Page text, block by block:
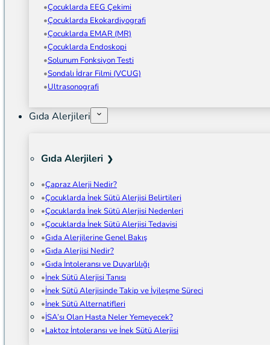
Çocuklarda EEG Çekimi
Çocuklarda Ekokardiyografi
Çocuklarda EMAR (MR)
Çocuklarda Endoskopi
Solunum Fonksiyon Testi
Sondalı İdrar Filmi (VCUG)
Ultrasonografi
Gıda Alerjileri
Gıda Alerjileri
Çapraz Alerji Nedir?
Çocuklarda İnek Sütü Alerjisi Belirtileri
Çocuklarda İnek Sütü Alerjisi Nedenleri
Çocuklarda İnek Sütü Alerjisi Tedavisi
Gıda Alerjilerine Genel Bakış
Gıda Alerjisi Nedir?
Gıda İntoleransı ve Duyarlılığı
İnek Sütü Alerjisi Tanısı
İnek Sütü Alerjisinde Takip ve İyileşme Süreci
İnek Sütü Alternatifleri
İSA’sı Olan Hasta Neler Yemeyecek?
Laktoz İntoleransı ve İnek Sütü Alerjisi